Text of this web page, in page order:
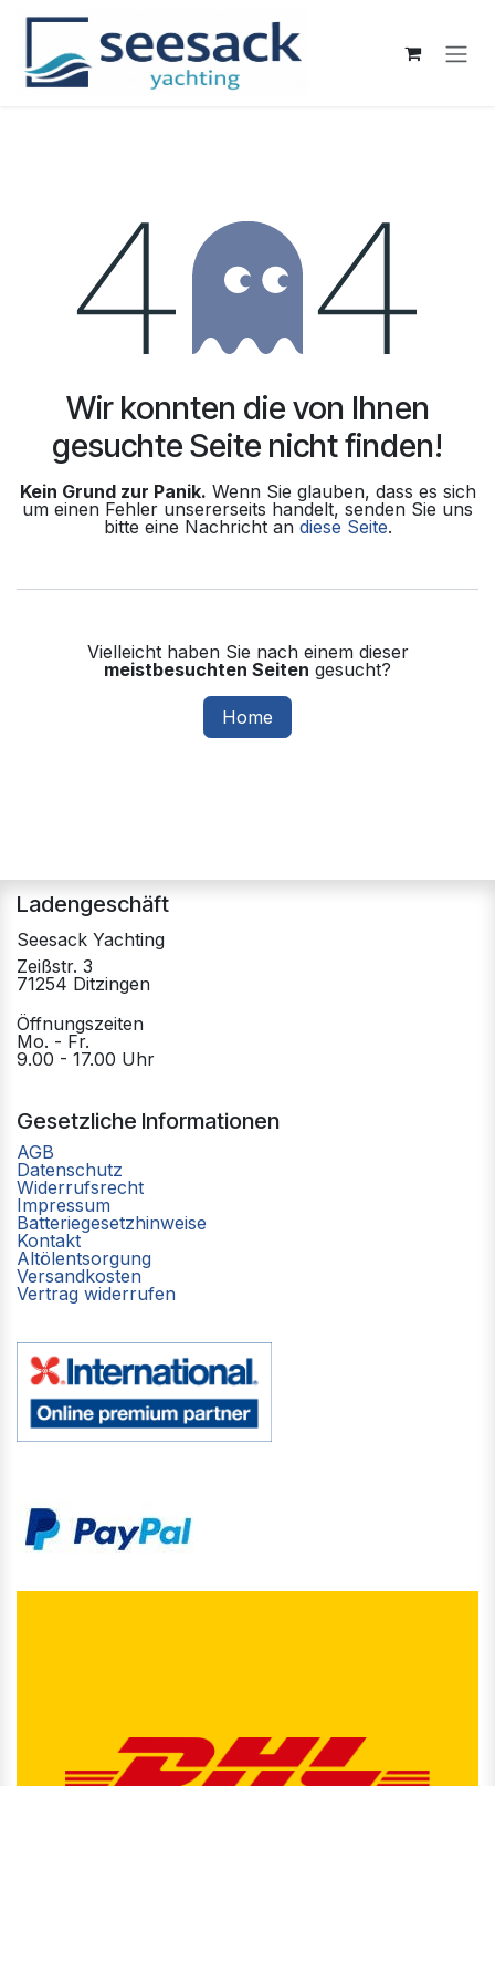
Zum Inhalt springen
Fehler 404
Wir konnten die von Ihnen
gesuchte Seite nicht finden!
Kein Grund zur Panik. Wenn Sie glauben, dass es sich
um einen Fehler unsererseits handelt, senden Sie uns
bitte eine Nachricht an diese Seite.
Vielleicht haben Sie nach einem dieser
meistbesuchten Seiten gesucht?
Home
Ladengeschäft
Seesack Yachting
Zeißstr. 3
71254 Ditzingen
Öffnungszeiten
Mo. - Fr.
9.00 - 17.00 Uhr
Gesetzliche Informationen
AGB
Datenschutz
Widerrufsrecht
Impressum
Batteriegesetzhinweise
Kontakt
Altölentsorgung
Versandkosten
Vertrag widerrufen